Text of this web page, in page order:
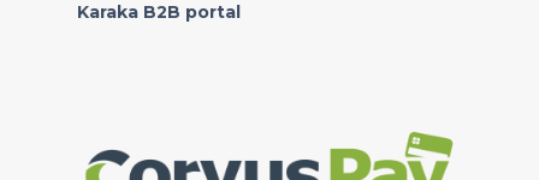
Karaka B2B portal